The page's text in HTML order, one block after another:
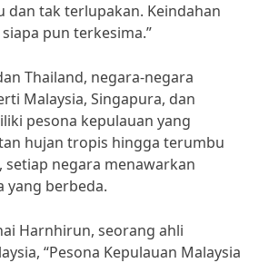
dan tak terlupakan. Keindahan
pun terkesima.”
Thailand, negara-negara
Malaysia, Singapura, dan
pesona kepulauan yang
hujan tropis hingga terumbu
setiap negara menawarkan
yang berbeda.
Harnhirun, seorang ahli
“Pesona Kepulauan Malaysia